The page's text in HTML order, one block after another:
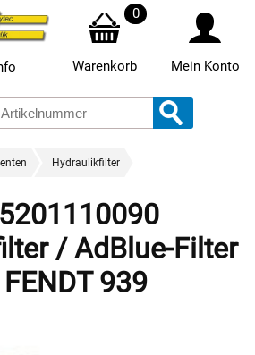
0
Warenkorb Mein Konto
Hydraulikfilter
/ AdBlue-Filter
939